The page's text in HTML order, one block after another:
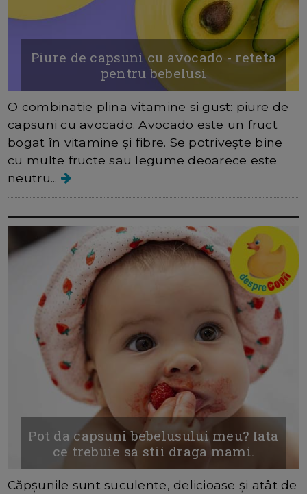
Piure de capsuni cu avocado - reteta
pentru bebelusi
O combinatie plina vitamine si gust: piure de
capsuni cu avocado. Avocado este un fruct
bogat în vitamine și fibre. Se potrivește bine
cu multe fructe sau legume deoarece este
neutru...
Pot da capsuni bebelusului meu? Iata
ce trebuie sa stii draga mami.
Căpșunile sunt suculente, delicioase și atât de